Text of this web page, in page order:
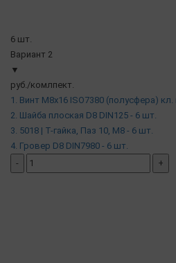
6 шт.
Вариант 2
▼
руб./комлпект.
1. Винт М8х16 ISO7380 (полусфера) кл.
2. Шайба плоская D8 DIN125 - 6 шт.
3. 5018 | Т-гайка, Паз 10, М8 - 6 шт.
4. Гровер D8 DIN7980 - 6 шт.
-
+